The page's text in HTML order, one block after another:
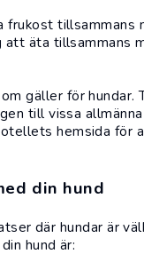
tillsammans
äta tillsammans
gäller för hundar.
till vissa
hemsida för
din hund
där hundar är
hund är: